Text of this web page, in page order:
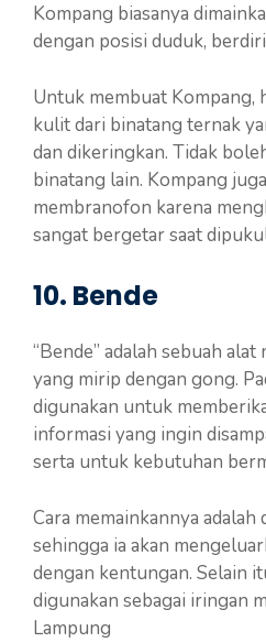
Kompang biasanya
dengan posisi duduk,
Untuk membuat Kompang,
kulit dari binatang ternak
dan dikeringkan. Tidak
binatang lain. Kompang
membranofon karena
sangat bergetar saat
10. Bende
“Bende” adalah sebuah
yang mirip dengan gong.
digunakan untuk
informasi yang ingin
serta untuk kebutuhan
Cara memainkannya
sehingga ia akan
dengan kentungan. Selain
digunakan sebagai iringan
Lampung